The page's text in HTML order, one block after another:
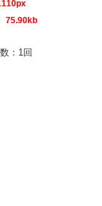
75.90kb
： 1回